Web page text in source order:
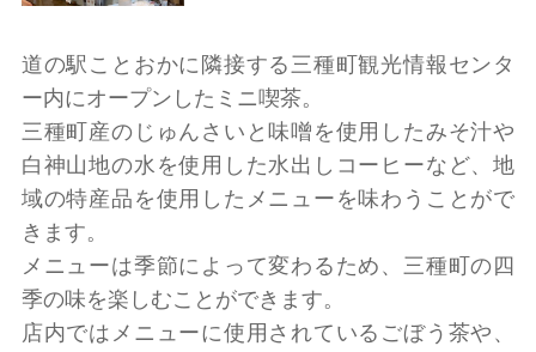
道の駅ことおかに隣接する三種町観光情報センタ
ー内にオープンしたミニ喫茶。
三種町産のじゅんさいと味噌を使用したみそ汁や
白神山地の水を使用した水出しコーヒーなど、地
域の特産品を使用したメニューを味わうことがで
きます。
メニューは季節によって変わるため、三種町の四
季の味を楽しむことができます。
店内ではメニューに使用されているごぼう茶や、